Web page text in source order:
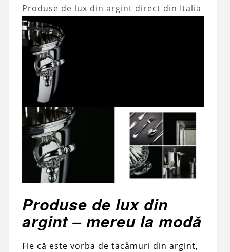
Produse de lux din argint direct din Italia
Produse de lux din
argint – mereu la modă
Fie că este vorba de tacâmuri din argint,